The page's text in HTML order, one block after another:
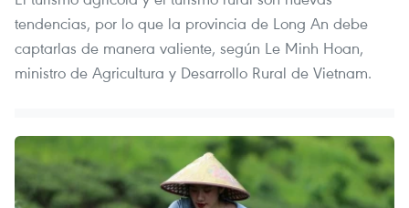
tendencias, por lo que la provincia de Long An debe
captarlas de manera valiente, según Le Minh Hoan,
ministro de Agricultura y Desarrollo Rural de Vietnam.